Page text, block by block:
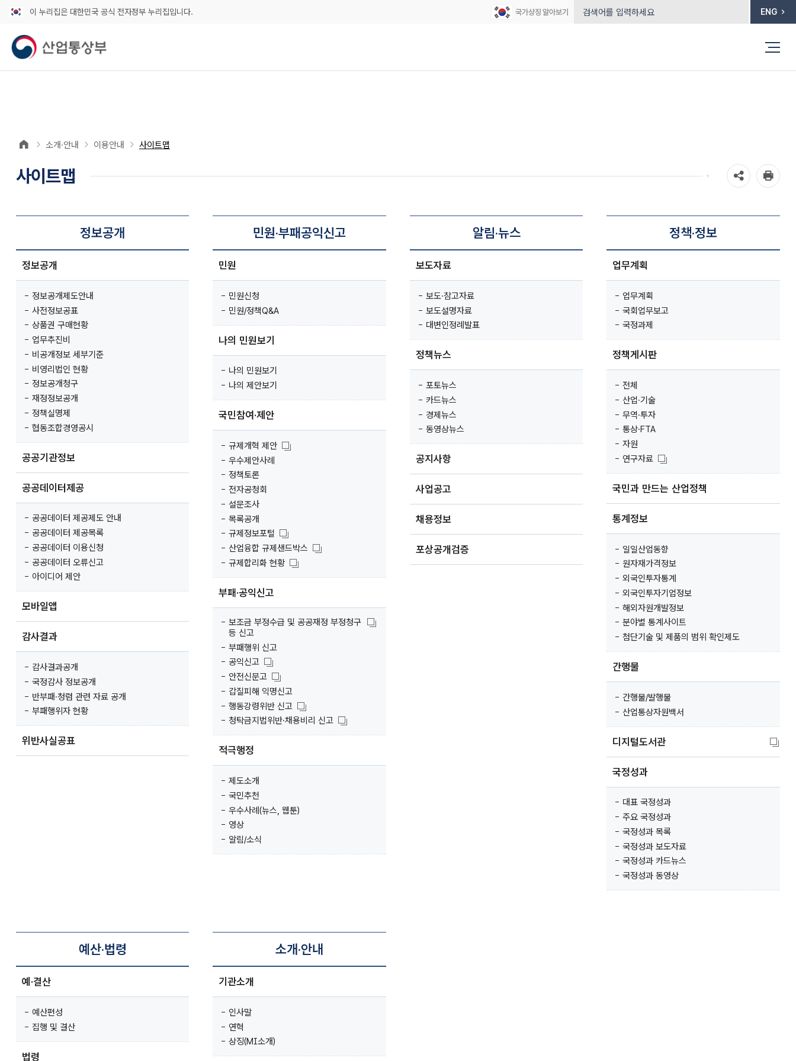
이 누리집은 대한민국 공식 전자정부 누리집입니다. ENG
소개·안내 이용안내 사이트맵
사이트맵
정보공개
정보공개
정보공개제도안내
사전정보공표
상품권 구매현황
업무추진비
비공개정보 세부기준
비영리법인 현황
정보공개청구
재정정보공개
정책실명제
협동조합경영공시
공공기관정보
공공데이터제공
공공데이터 제공제도 안내
공공데이터 제공목록
공공데이터 이용신청
공공데이터 오류신고
아이디어 제안
모바일앱
감사결과
감사결과공개
국정감사 정보공개
반부패·청렴 관련 자료 공개
부패행위자 현황
위반사실공표
민원·부패공익신고
민원
민원신청
민원/정책Q&A
나의 민원보기
나의 민원보기
나의 제안보기
국민참여·제안
규제개혁 제안
우수제안사례
정책토론
전자공청회
설문조사
목록공개
규제정보포털
산업융합 규제샌드박스
규제합리화 현황
부패·공익신고
보조금 부정수급 및 공공재정 부정청구
등 신고
부패행위 신고
공익신고
안전신문고
갑질피해 익명신고
행동강령위반 신고
청탁금지법위반·채용비리 신고
적극행정
제도소개
국민추천
우수사례(뉴스, 웹툰)
영상
알림/소식
알림·뉴스
보도자료
보도·참고자료
보도설명자료
대변인정례발표
정책뉴스
포토뉴스
카드뉴스
경제뉴스
동영상뉴스
공지사항
사업공고
채용정보
포상공개검증
정책·정보
업무계획
업무계획
국회업무보고
국정과제
정책게시판
전체
산업·기술
무역·투자
통상·FTA
자원
연구자료
국민과 만드는 산업정책
통계정보
일일산업동향
원자재가격정보
외국인투자통계
외국인투자기업정보
해외자원개발정보
분야별 통계사이트
첨단기술 및 제품의 범위 확인제도
간행물
간행물/발행물
산업통상자원백서
디지털도서관
국정성과
대표 국정성과
주요 국정성과
국정성과 목록
국정성과 보도자료
국정성과 카드뉴스
국정성과 동영상
예산·법령
예·결산
예산편성
집행 및 결산
법령
소개·안내
기관소개
인사말
연혁
상징(MI소개)